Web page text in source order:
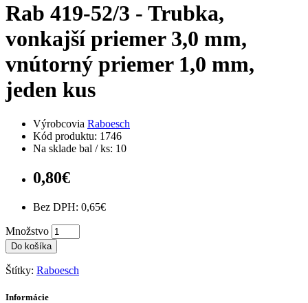
Rab 419-52/3 - Trubka,
vonkajší priemer 3,0 mm,
vnútorný priemer 1,0 mm,
jeden kus
Výrobcovia Raboesch
Kód produktu: 1746
Na sklade bal / ks: 10
0,80€
Bez DPH: 0,65€
Množstvo
Do košíka
Štítky: Raboesch
Informácie